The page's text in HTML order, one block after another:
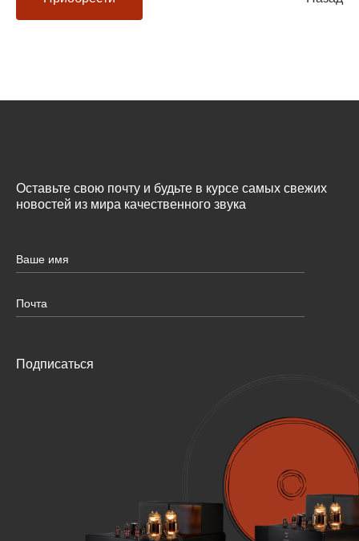
Оставьте свою почту и будьте в курсе самых свежих
новостей из мира качественного звука
Подписаться